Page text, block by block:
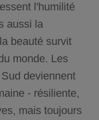
l'humilité
aussi la
beauté survit
monde. Les
deviennent
- résiliente,
mais toujours